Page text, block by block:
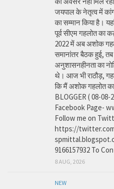
जयपाल के नेतृत्व में
का सम्मान किया है।
पूर्व सीएम गहलोत का
2022 में अब अशोक
समानांतर बैठक हुई,
अनुशासनहीनता का
थे। आज भी राठौड़,
कि मैं अशोक गहलोत
BLOGGER ( 08-
Facebook Page-
Follow me on
https://
9166157932 To
8 AUG, 2026
NEW